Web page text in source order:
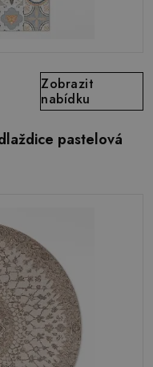
Zobrazit
nabídku
pastelová